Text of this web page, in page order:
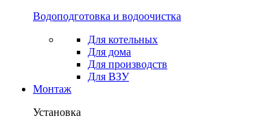
Водоподготовка и водоочистка
Для котельных
Для дома
Для производств
Для ВЗУ
Монтаж
Установка